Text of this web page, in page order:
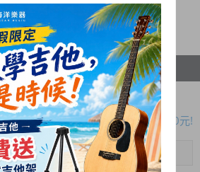
時間為您確認唷 ! LINE ID :
首頁 保養維修 瀏覽紀錄
暑假限定!購買指定款吉他免費送攜帶式吉他架!
原價1050元 7-8月優惠方案只要780元!
全新二胡 本月優惠一律8折!
暑假限定!購買指定款吉他免費送攜帶式吉他架!
Menu